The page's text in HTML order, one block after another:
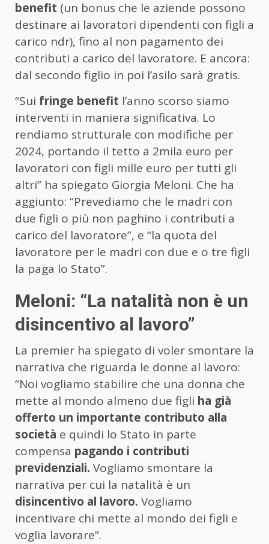
benefit (un bonus che le aziende possono
destinare ai lavoratori dipendenti con figli a
carico ndr), fino al non pagamento dei
contributi a carico del lavoratore. E ancora:
dal secondo figlio in poi l’asilo sarà gratis.
“Sui fringe benefit l’anno scorso siamo
interventi in maniera significativa. Lo
rendiamo strutturale con modifiche per
2024, portando il tetto a 2mila euro per
lavoratori con figli mille euro per tutti gli
altri” ha spiegato Giorgia Meloni. Che ha
aggiunto: “Prevediamo che le madri con
due figli o più non paghino i contributi a
carico del lavoratore”, e “la quota del
lavoratore per le madri con due e o tre figli
la paga lo Stato”.
Meloni: “La natalità non è un
disincentivo al lavoro”
La premier ha spiegato di voler smontare la
narrativa che riguarda le donne al lavoro:
“Noi vogliamo stabilire che una donna che
mette al mondo almeno due figli ha già
offerto un importante contributo alla
società e quindi lo Stato in parte
compensa pagando i contributi
previdenziali. Vogliamo smontare la
narrativa per cui la natalità è un
disincentivo al lavoro. Vogliamo
incentivare chi mette al mondo dei figli e
voglia lavorare”.